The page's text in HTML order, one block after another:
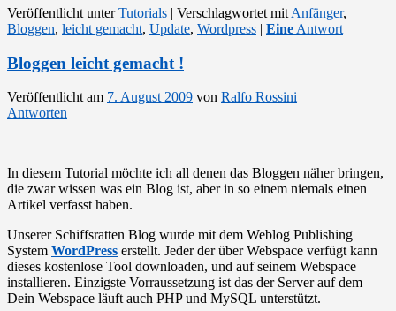
Veröffentlicht unter Tutorials | Verschlagwortet mit Anfänger,
Bloggen, leicht gemacht, Update, Wordpress | Eine Antwort
Bloggen leicht gemacht !
Veröffentlicht am 7. August 2009 von Ralfo Rossini
Antworten
In diesem Tutorial möchte ich all denen das Bloggen näher bringen,
die zwar wissen was ein Blog ist, aber in so einem niemals einen
Artikel verfasst haben.
Unserer Schiffsratten Blog wurde mit dem Weblog Publishing
System WordPress erstellt. Jeder der über Webspace verfügt kann
dieses kostenlose Tool downloaden, und auf seinem Webspace
installieren. Einzigste Vorraussetzung ist das der Server auf dem
Dein Webspace läuft auch PHP und MySQL unterstützt.